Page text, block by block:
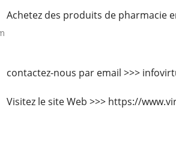
Achetez des produits de pharmacie
contactez-nous par email >>>
Visitez le site Web >>> https://